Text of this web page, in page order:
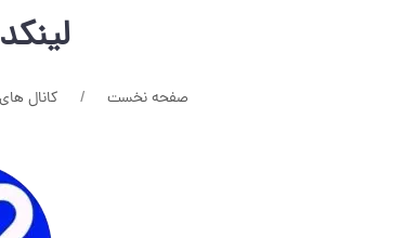
صفحه نخست کانال